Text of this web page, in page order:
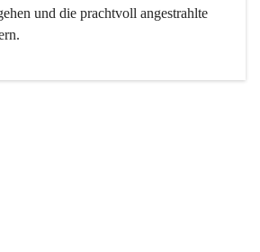
und die prachtvoll angestrahlte
heute nicht mehr, ist aber integrativer